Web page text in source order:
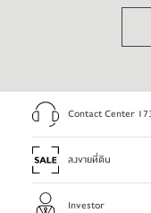
Contact Center
ลงขายที่ดิน
Investor